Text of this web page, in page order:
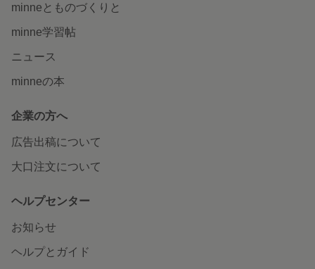
minneとものづくりと
minne学習帖
ニュース
minneの本
企業の方へ
広告出稿について
大口注文について
ヘルプセンター
お知らせ
ヘルプとガイド